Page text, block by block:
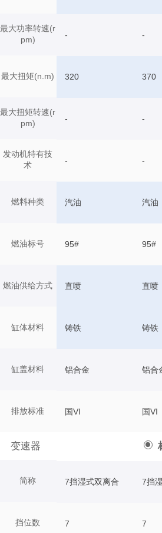
最大功率转速(r
pm)
最大扭矩(n.m)
最大扭矩转速(r
pm)
发动机特有技
术
燃料种类
燃油标号
燃油供给方式
缸体材料
缸盖材料
排放标准
变速器
简称
挡位数
- -
320 370
- -
- -
汽油 汽油
95# 95#
直喷 直喷
铸铁 铸铁
铝合金 铝合
国VI 国VI
7挡湿式双离合 7挡
7 7